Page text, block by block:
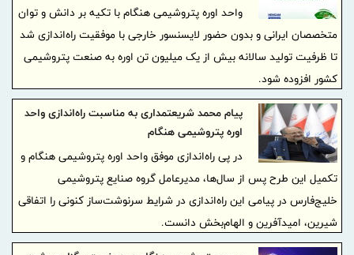
واحد اوره پتروشیمی هنگام با تکیه بر دانش و توان
متخصصان ایرانی و بدون حضور لایسنسور خارجی با موفقیت راه‌اندازی شد
تا ظرفیت تولید سالانه بیش از یک میلیون تن اوره به صنعت پتروشیمی
کشور افزوده شود.
پیام محمد شریعتمداری به مناسبت راه‌اندازی واحد
اوره پتروشیمی هنگام
در پی راه‌اندازی موفق واحد اوره پتروشیمی هنگام و
تکمیل این طرح پس از سال‌ها، مدیرعامل گروه صنایع پتروشیمی
خلیج‌فارس در پیامی این راه‌اندازی در شرایط سرنوشت‌ساز کنونی را اتفاقی
شیرین، امیدآفرین و الهام‌بخش دانست.